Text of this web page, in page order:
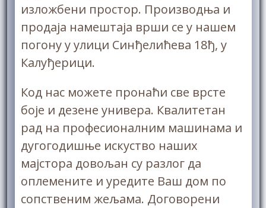
изложбени простор. Производња и
продаја намештаја врши се у нашем
погону у улици Синђелићева 18ђ, у
Калуђерици.
Код нас можете пронаћи све врсте
боје и дезене универа. Квалитетан
рад на професионалним машинама и
дугогодишње искуство наших
мајстора довољан су разлог да
оплемените и урeдите Ваш дом по
сопственим жељама. Договорени